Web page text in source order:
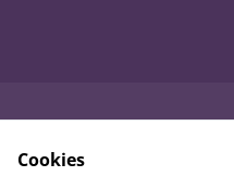
Cookies